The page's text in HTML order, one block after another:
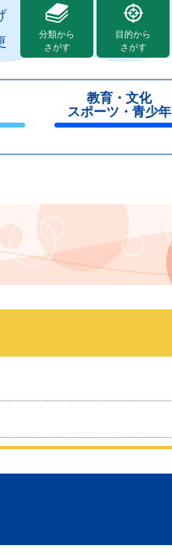
分類から
さがす
目的から
さがす
教育・文化
スポーツ・青少年
じ